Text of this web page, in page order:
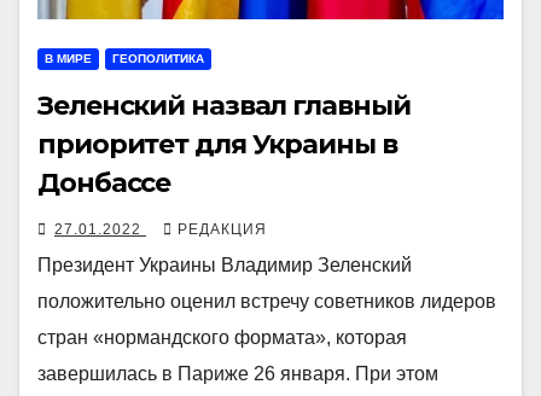
В МИРЕ ГЕОПОЛИТИКА
Зеленский назвал главный
приоритет для Украины в
Донбассе
27.01.2022 РЕДАКЦИЯ
Президент Украины Владимир Зеленский
положительно оценил встречу советников лидеров
стран «нормандского формата», которая
завершилась в Париже 26 января. При этом